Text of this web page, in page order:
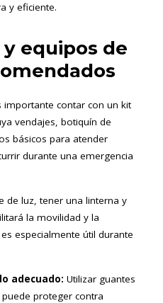
y eficiente.
equipos de
importante contar con un kit
vendajes, botiquín de
básicos para atender
durante una emergencia
de luz, tener una linterna y
la movilidad y la
especialmente útil durante
adecuado: Utilizar guantes
proteger contra